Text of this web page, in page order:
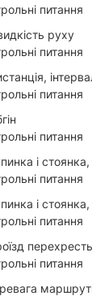
питання
руху
питання
питання
питання
і
питання
і
питання
перехресть
питання